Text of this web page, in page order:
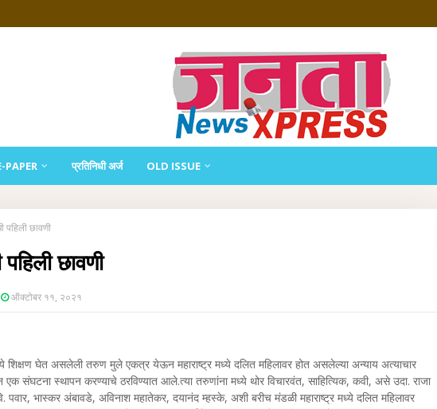
PAPER प्रतिनिधी अर्ज OLD ISSUE
पहिली छावणी
छावणी
ऑक्टोबर ११, २०२१
घेत असलेली तरुण मुले एकत्र येऊन महाराष्ट्र मध्ये दलित महिलावर होत असलेल्या अन्याय अत्याचार
एक संघटना स्थापन करण्याचे ठरविण्यात आले.त्या तरुणांना मध्ये थोर विचारवंत, साहित्यिक, कवी, असे उदा. राजा
पवार, भास्कर अंबावडे, अविनाश महातेकर, दयानंद म्हस्के, अशी बरीच मंडळी महाराष्ट्र मध्ये दलित महिलावर